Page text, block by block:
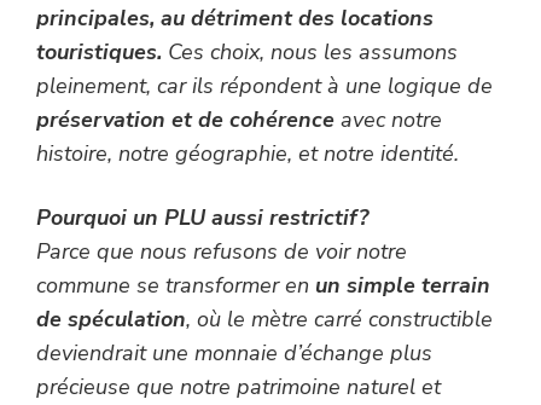
principales, au détriment des locations
touristiques. Ces choix, nous les assumons
pleinement, car ils répondent à une logique de
préservation et de cohérence avec notre
histoire, notre géographie, et notre identité.
Pourquoi un PLU aussi restrictif?
Parce que nous refusons de voir notre
commune se transformer en un simple terrain
de spéculation, où le mètre carré constructible
deviendrait une monnaie d’échange plus
précieuse que notre patrimoine naturel et